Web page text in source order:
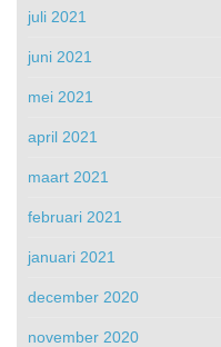
juli 2021
juni 2021
mei 2021
april 2021
maart 2021
februari 2021
januari 2021
december 2020
november 2020